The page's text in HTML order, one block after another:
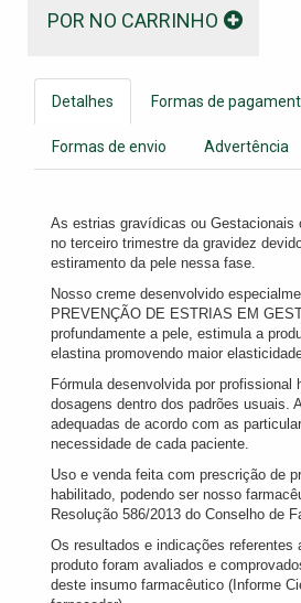
POR NO CARRINHO
Detalhes Formas de
Formas de envio Advertência
As estrias gravídicas ou Gestacionais
no terceiro trimestre da gravidez
estiramento da pele nessa fase.
Nosso creme desenvolvido
PREVENÇÃO DE ESTRIAS EM
profundamente a pele, estimula a
elastina promovendo maior
Fórmula desenvolvida por profissional
dosagens dentro dos padrões usuais.
adequadas de acordo com as
necessidade de cada paciente.
Uso e venda feita com prescrição de
habilitado, podendo ser nosso
Resolução 586/2013 do Conselho de
Os resultados e indicações referentes
produto foram avaliados e
deste insumo farmacêutico (Informe